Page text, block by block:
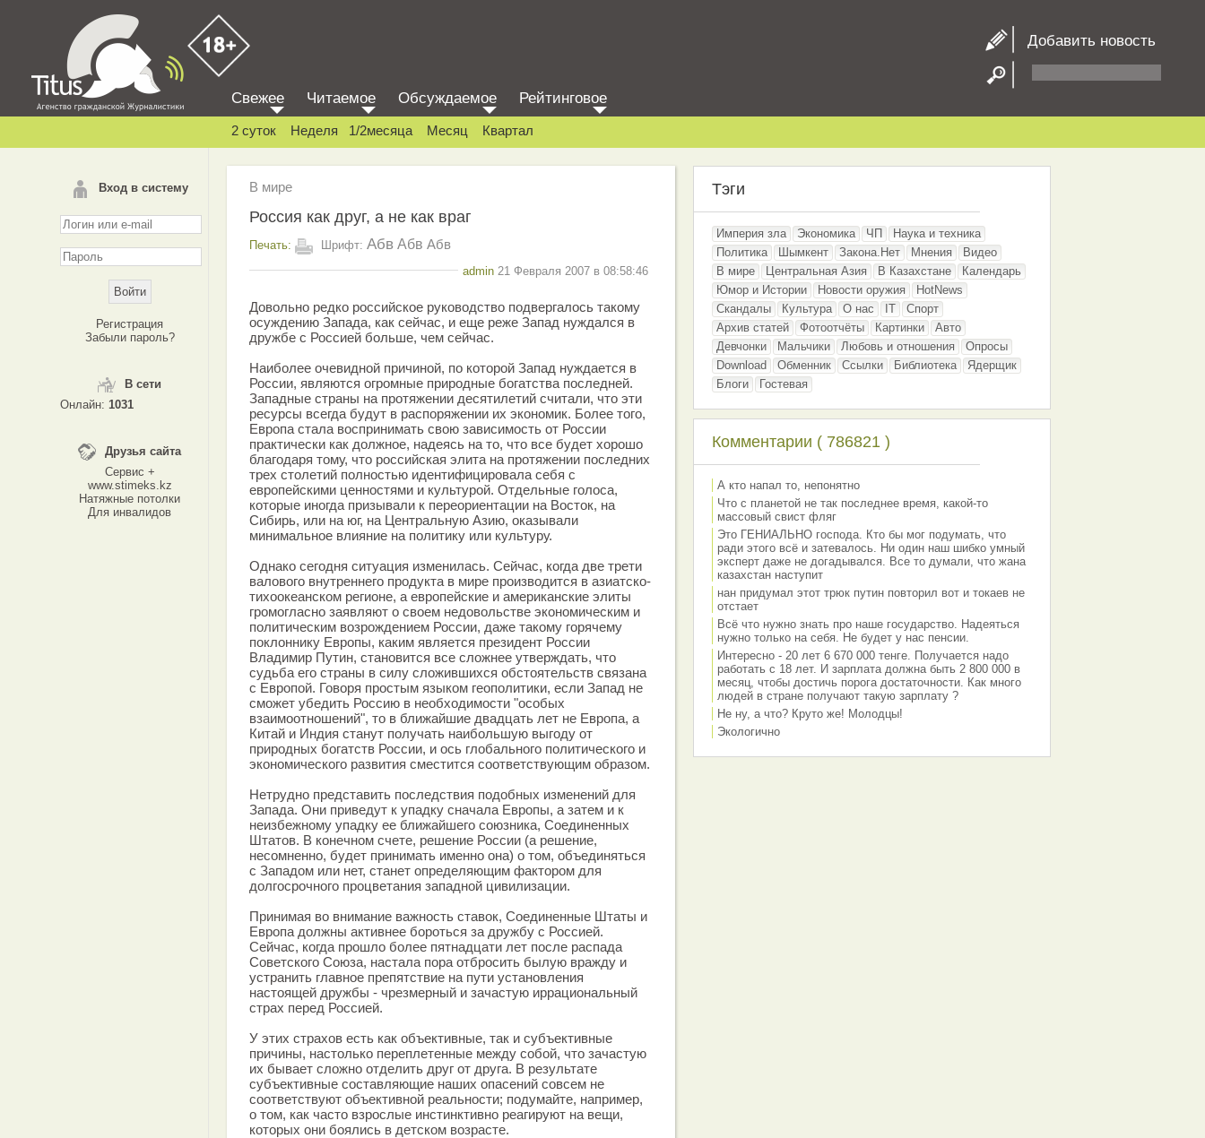
Добавить новость
Вход в систему
Регистрация
Забыли пароль?
В сети
Онлайн: 1031
Друзья сайта
Сервис +
www.stimeks.kz
Натяжные потолки
Для инвалидов
Свежее Читаемое Обсуждаемое Рейтинговое
2 суток Неделя 1/2месяца Месяц Квартал
В мире
Россия как друг, а не как враг
Печать: Шрифт: Абв Абв Абв
admin 21 Февраля 2007 в 08:58:46
Довольно редко российское руководство подвергалось такому
осуждению Запада, как сейчас, и еще реже Запад нуждался в
дружбе с Россией больше, чем сейчас.
Наиболее очевидной причиной, по которой Запад нуждается в
России, являются огромные природные богатства последней.
Западные страны на протяжении десятилетий считали, что эти
ресурсы всегда будут в распоряжении их экономик. Более того,
Европа стала воспринимать свою зависимость от России
практически как должное, надеясь на то, что все будет хорошо
благодаря тому, что российская элита на протяжении последних
трех столетий полностью идентифицировала себя с
европейскими ценностями и культурой. Отдельные голоса,
которые иногда призывали к переориентации на Восток, на
Сибирь, или на юг, на Центральную Азию, оказывали
минимальное влияние на политику или культуру.
Однако сегодня ситуация изменилась. Сейчас, когда две трети
валового внутреннего продукта в мире производится в азиатско-
тихоокеанском регионе, а европейские и американские элиты
громогласно заявляют о своем недовольстве экономическим и
политическим возрождением России, даже такому горячему
поклоннику Европы, каким является президент России
Владимир Путин, становится все сложнее утверждать, что
судьба его страны в силу сложившихся обстоятельств связана
с Европой. Говоря простым языком геополитики, если Запад не
сможет убедить Россию в необходимости "особых
взаимоотношений", то в ближайшие двадцать лет не Европа, а
Китай и Индия станут получать наибольшую выгоду от
природных богатств России, и ось глобального политического и
экономического развития сместится соответствующим образом.
Нетрудно представить последствия подобных изменений для
Запада. Они приведут к упадку сначала Европы, а затем и к
неизбежному упадку ее ближайшего союзника, Соединенных
Штатов. В конечном счете, решение России (а решение,
несомненно, будет принимать именно она) о том, объединяться
с Западом или нет, станет определяющим фактором для
долгосрочного процветания западной цивилизации.
Принимая во внимание важность ставок, Соединенные Штаты и
Европа должны активнее бороться за дружбу с Россией.
Сейчас, когда прошло более пятнадцати лет после распада
Советского Союза, настала пора отбросить былую вражду и
устранить главное препятствие на пути установления
настоящей дружбы - чрезмерный и зачастую иррациональный
страх перед Россией.
У этих страхов есть как объективные, так и субъективные
причины, настолько переплетенные между собой, что зачастую
их бывает сложно отделить друг от друга. В результате
субъективные составляющие наших опасений совсем не
соответствуют объективной реальности; подумайте, например,
о том, как часто взрослые инстинктивно реагируют на вещи,
которых они боялись в детском возрасте.
Тэги
Империя зла Экономика ЧП
Наука и техника
Политика
Шымкент Закона.Нет Мнения
Видео
В мире
Центральная Азия В Казахстане
Календарь
Юмор и Истории
Новости оружия
HotNews
Скандалы
Культура О нас IT
Спорт
Архив статей
Фотоотчёты Картинки
Авто
Девчонки
Мальчики Любовь и отношения
Опросы
Download
Обменник Ссылки Библиотека
Ядерщик
Блоги
Гостевая
Комментарии ( 786821 )
А кто напал то, непонятно
Что с планетой не так последнее время, какой-то
массовый свист фляг
Это ГЕНИАЛЬНО господа. Кто бы мог подумать, что
ради этого всё и затевалось. Ни один наш шибко умный
эксперт даже не догадывался. Все то думали, что жана
казахстан наступит
нан придумал этот трюк путин повторил вот и токаев не
отстает
Всё что нужно знать про наше государство. Надеяться
нужно только на себя. Не будет у нас пенсии.
Интересно - 20 лет 6 670 000 тенге. Получается надо
работать с 18 лет. И зарплата должна быть 2 800 000 в
месяц, чтобы достичь порога достаточности. Как много
людей в стране получают такую зарплату ?
Не ну, а что? Круто же! Молодцы!
Экологично